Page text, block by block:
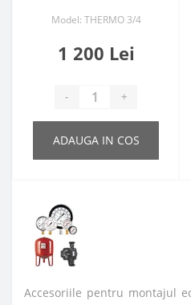
Model: THERMO 3/4
1 200 Lei
- +
ADAUGA IN COS
Accesoriile pentru montajul